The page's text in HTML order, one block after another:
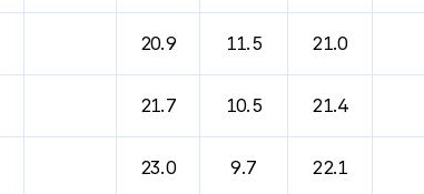
20.9 11.5 21.0
21.7 10.5 21.4
23.0 9.7 22.1